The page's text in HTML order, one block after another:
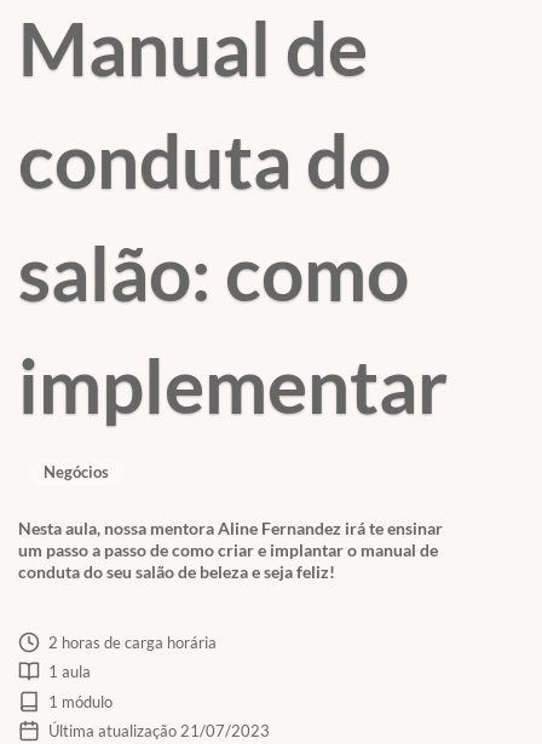
Manual de
conduta do
salão: como
implementar
Nesta aula, nossa mentora Aline Fernandez irá te ensinar
um passo a passo de como criar e implantar o manual de
conduta do seu salão de beleza e seja feliz!
Negócios
2 horas de carga horária
1 aula
1 módulo
Última atualização 21/07/2023